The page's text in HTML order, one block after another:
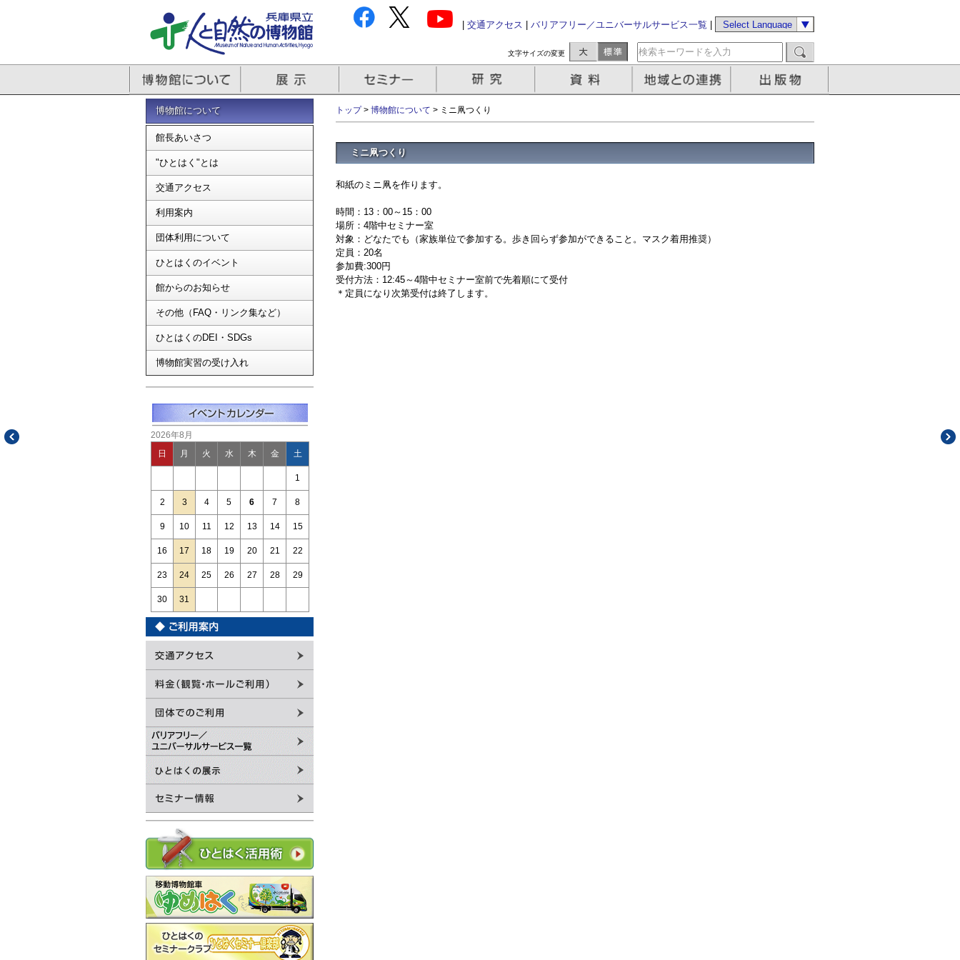
交通アクセス バリアフリー／ユニバーサルサービス一覧
文字サイズの変更
博物館について
館長あいさつ
"ひとはく"とは
交通アクセス
利用案内
団体利用について
ひとはくのイベント
館からのお知らせ
その他（FAQ・リンク集など）
ひとはくのDEI・SDGs
博物館実習の受け入れ
2026年8月
日 月 火 水 木 金 土
1
2 3 4 5 6 7 8
9 10 11 12 13 14 15
16 17 18 19 20 21 22
23 24 25 26 27 28 29
30 31
トップ> 博物館について > ミニ凧つくり
ミニ凧つくり
和紙のミニ凧を作ります。
時間：13：00～15：00
場所：4階中セミナー室
対象：どなたでも（家族単位で参加する。歩き回らず参加ができること。マスク着用推奨）
定員：20名
参加費:300円
受付方法：12:45～4階中セミナー室前で先着順にて受付
＊定員になり次第受付は終了します。